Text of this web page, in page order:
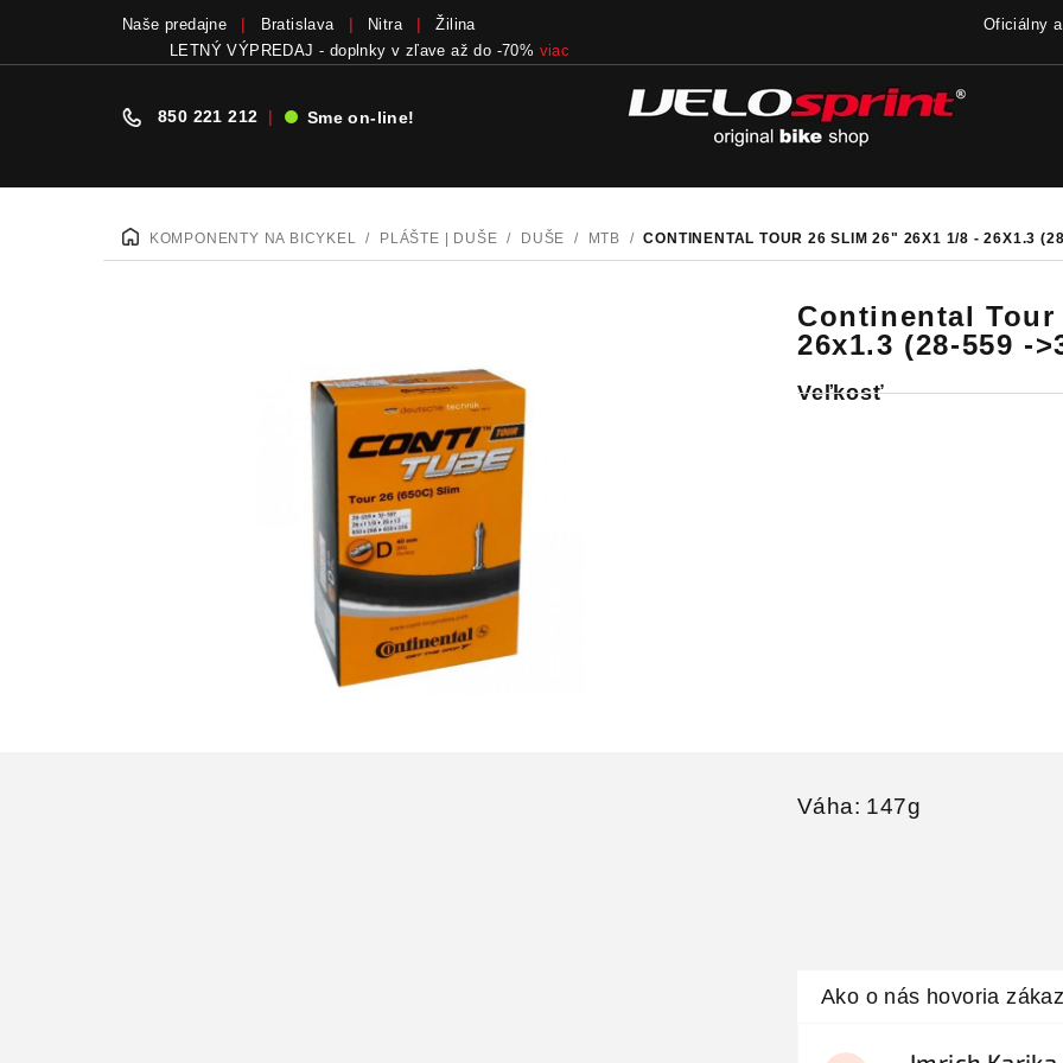
Naše predajne Bratislava Nitra Žilina
Oficiálny
LETNÝ VÝPREDAJ - doplnky v zľave až do -70% viac
850 221 212 | Sme on-line!
DOMOVKOMPONENTY NA BICYKEL / PLÁŠTE | DUŠE / DUŠE / MTB / CONTINENTAL TOUR 26 SLIM 26" 26X1 1/8 - 26X1.3
Continental Tour
26x1.3 (28-559 -
Veľkosť
Váha: 147g